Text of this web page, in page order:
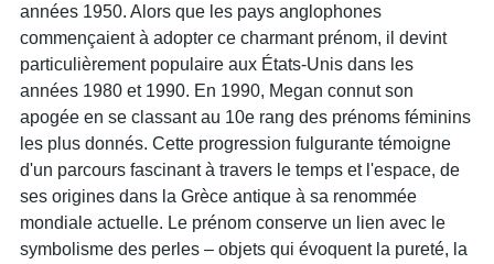
années 1950. Alors que les pays anglophones
commençaient à adopter ce charmant prénom, il devint
particulièrement populaire aux États-Unis dans les
années 1980 et 1990. En 1990, Megan connut son
apogée en se classant au 10e rang des prénoms féminins
les plus donnés. Cette progression fulgurante témoigne
d'un parcours fascinant à travers le temps et l'espace, de
ses origines dans la Grèce antique à sa renommée
mondiale actuelle. Le prénom conserve un lien avec le
symbolisme des perles – objets qui évoquent la pureté, la